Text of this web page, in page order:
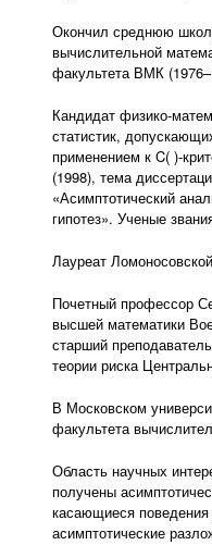
Окончил среднюю
вычислительной
факультета ВМК
Кандидат физико-
статистик,
применением к C( )-
(1998), тема
«Асимптотический
гипотез». Ученые
Лауреат
Почетный профессор
высшей математики
старший
теории риска
В Московском
факультета
Область научных
получены
касающиеся поведения
асимптотические